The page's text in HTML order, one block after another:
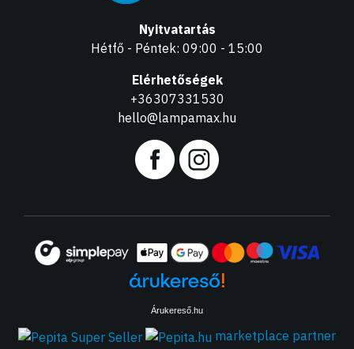
Nyitvatartás
Hétfő - Péntek: 09:00 - 15:00
Elérhetőségek
+36307331530
hello@lampamax.hu
Árukereső.hu
marketplace partner